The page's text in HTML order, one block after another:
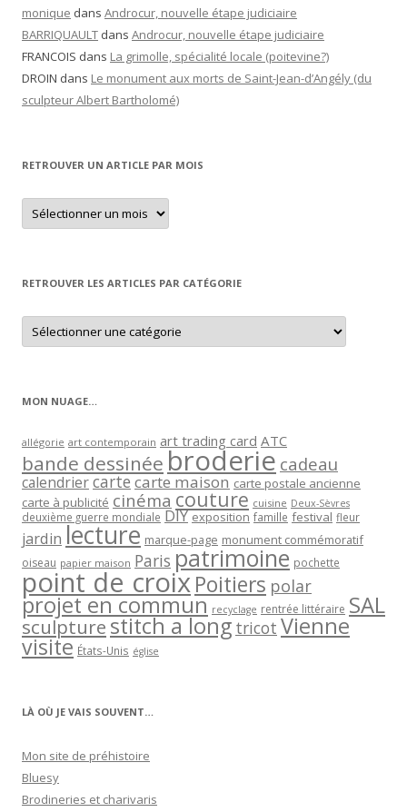
monique dans Androcur, nouvelle étape judiciaire
BARRIQUAULT dans Androcur, nouvelle étape judiciaire
FRANCOIS dans La grimolle, spécialité locale (poitevine?)
DROIN dans Le monument aux morts de Saint-Jean-d’Angély (du
sculpteur Albert Bartholomé)
RETROUVER UN ARTICLE PAR MOIS
Retrouver
un
article
RETROUVER LES ARTICLES PAR CATÉGORIE
Retrouver
les
articles
MON NUAGE…
allégorie art contemporain art trading card ATC
bande dessinée broderie cadeau
calendriercartecarte maison carte postale ancienne
carte à publicité cinéma couture cuisine Deux-Sèvres
deuxième guerre mondiale DIY exposition famille festival fleur
jardin lecture marque-page monument commémoratif
oiseau papier maison Paris patrimoine pochette
point de croixPoitiers polar
projet en commun recyclage rentrée littéraire SAL
sculpturestitch a long tricot Vienne
visite États-Unis église
LÀ OÙ JE VAIS SOUVENT…
Mon site de préhistoire
Bluesy
Brodineries et charivaris